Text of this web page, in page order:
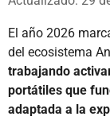
El año 2026
del ecosistema
trabajando
portátiles que
adaptada a la